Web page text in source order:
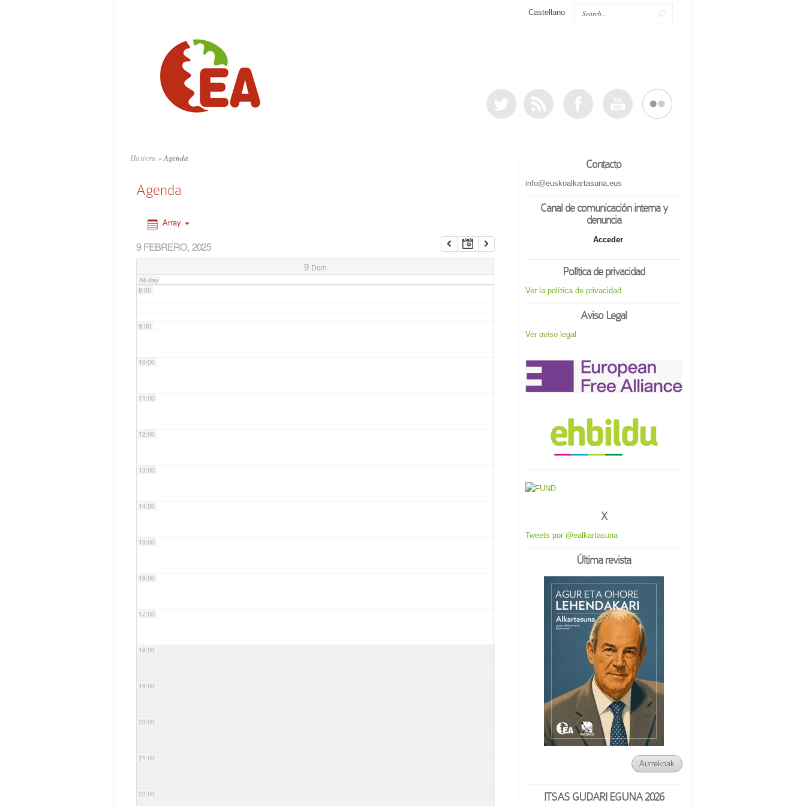
Castellano
Hasiera »Agenda
Agenda
Array
9 FEBRERO, 2025
9 Dom
All-day
6:00
8:00
9:00
10:00
11:00
12:00
13:00
14:00
15:00
16:00
17:00
18:00
19:00
20:00
21:00
22:00
Contacto
info@euskoalkartasuna.eus
Canal de comunicación interna y
denuncia
Acceder
Política de privacidad
Ver la política de privacidad
Aviso Legal
Ver aviso legal
X
Tweets por @ealkartasuna
Última revista
Aurrekoak
ITSAS GUDARI EGUNA 2026